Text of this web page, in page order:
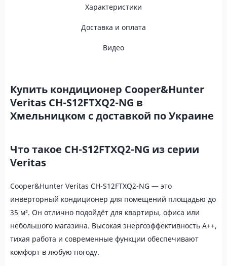
Характеристики
Доставка и оплата
Видео
Купить кондиционер Cooper&Hunter
Veritas CH-S12FTXQ2-NG в
Хмельницком с доставкой по Украине
Что такое CH-S12FTXQ2-NG из серии
Veritas
Cooper&Hunter Veritas CH-S12FTXQ2-NG — это
инверторный кондиционер для помещений площадью до
35 м². Он отлично подойдёт для квартиры, офиса или
небольшого магазина. Высокая энергоэффективность A++,
тихая работа и современные функции обеспечивают
комфорт в любую погоду.